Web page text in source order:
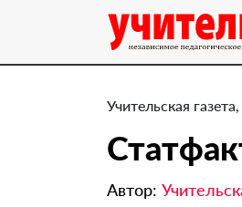
Учительская
Автор: